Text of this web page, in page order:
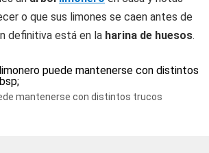
o que sus limones se caen antes de
definitiva está en la harina de huesos.
mantenerse con distintos trucos